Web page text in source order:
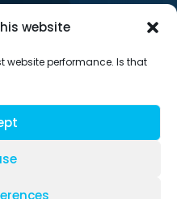
website
website performance. Is that